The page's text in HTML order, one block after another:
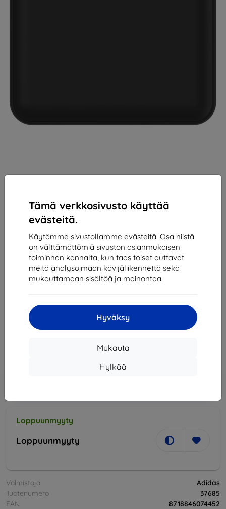
Tämä verkkosivusto käyttää
evästeitä.
Käytämme sivustollamme evästeitä. Osa niistä
on välttämättömiä sivuston asianmukaisen
toiminnan kannalta, kun taas toiset auttavat
meitä analysoimaan kävijäliikennettä sekä
mukauttamaan sisältöä ja mainontaa.
Hyväksy
Mukauta
Hylkää
Laturi ADIDAS - Powerbank for Universal black
44,90 €
40,41 €
Alennus kupongilla
Loppuunmyyty
Loppuunmyyty
Valmistaja
Adidas
Tuotenumero
37685
EAN
8718846074452